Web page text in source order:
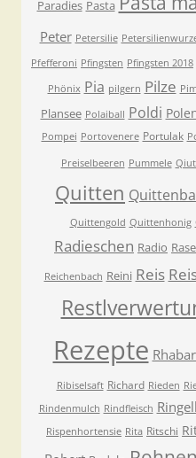
Paradies Pasta
Peter Petersilie
Pfefferoni Pfingsten Pfingsten 2018
Phönix Pia pilgern Pilze
Plansee Polaiball Poldi
Pompei Portovenere Portulak
Preiselbeeren Pummele
Quitten
Quittengold Quittenhonig
Radieschen Radio
Reichenbach Reini Reis
Rezepte
Ribiselsaft Richard Rieden
Rindenmulch Rindfleisch
Rispenhortensie Rita Ritschi